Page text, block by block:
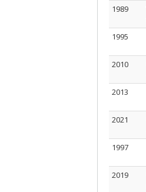
1989
1995
2010
2013
2021
1997
2019